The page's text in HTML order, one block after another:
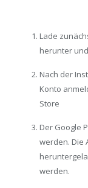
Lade
herunter
Nach der
Konto
Store
Der Google
werden. Die
werden.